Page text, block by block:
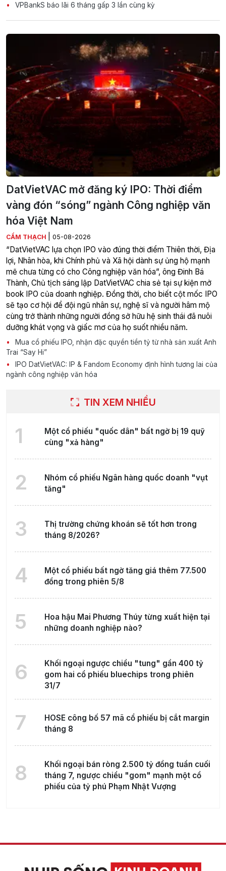
VPBankS báo lãi 6 tháng gấp 3 lần cùng kỳ
DatVietVAC mở đăng ký IPO: Thời điểm
vàng đón “sóng” ngành Công nghiệp văn
hóa Việt Nam
CẨM THẠCH 05-08-2026
“DatVietVAC lựa chọn IPO vào đúng thời điểm Thiên thời, Địa
lợi, Nhân hòa, khi Chính phủ và Xã hội dành sự ủng hộ mạnh
mẽ chưa từng có cho Công nghiệp văn hóa”, ông Đinh Bá
Thành, Chủ tịch sáng lập DatVietVAC chia sẻ tại sự kiện mở
book IPO của doanh nghiệp. Đồng thời, cho biết cột mốc IPO
sẽ tạo cơ hội để đội ngũ nhân sự, nghệ sĩ và người hâm mộ
cùng trở thành những người đồng sở hữu hệ sinh thái đã nuôi
dưỡng khát vọng và giấc mơ của họ suốt nhiều năm.
Mua cổ phiếu IPO, nhận đặc quyền tiền tỷ từ nhà sản xuất Anh
Trai “Say Hi”
IPO DatVietVAC: IP & Fandom Economy định hình tương lai của
ngành công nghiệp văn hóa
TIN XEM NHIỀU
1
Một cổ phiếu "quốc dân" bất ngờ bị 19 quỹ
cùng "xả hàng"
2
Nhóm cổ phiếu Ngân hàng quốc doanh "vụt
tăng"
3
Thị trường chứng khoán sẽ tốt hơn trong
tháng 8/2026?
4
Một cổ phiếu bất ngờ tăng giá thêm 77.500
đồng trong phiên 5/8
5
Hoa hậu Mai Phương Thúy từng xuất hiện tại
những doanh nghiệp nào?
6
Khối ngoại ngược chiều "tung" gần 400 tỷ
gom hai cổ phiếu bluechips trong phiên
31/7
7
HOSE công bố 57 mã cổ phiếu bị cắt margin
tháng 8
8
Khối ngoại bán ròng 2.500 tỷ đồng tuần cuối
tháng 7, ngược chiều "gom" mạnh một cổ
phiếu của tỷ phú Phạm Nhật Vượng